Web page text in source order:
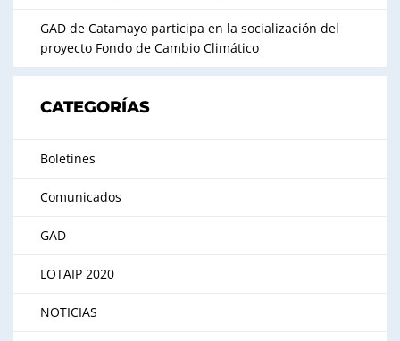
GAD de Catamayo participa en la socialización del
proyecto Fondo de Cambio Climático
CATEGORÍAS
Boletines
Comunicados
GAD
LOTAIP 2020
NOTICIAS